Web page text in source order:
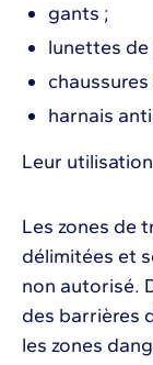
gants ;
lunettes
harnais
Leur
Les zones de
délimitées et
non autorisé.
des barrières
les zones